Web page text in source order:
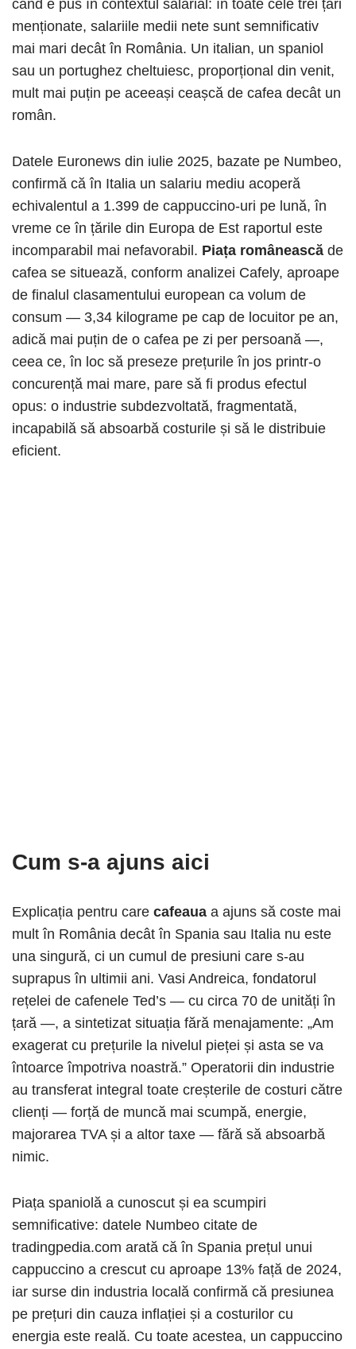
când e pus în contextul salarial: în toate cele trei țări
menționate, salariile medii nete sunt semnificativ
mai mari decât în România. Un italian, un spaniol
sau un portughez cheltuiesc, proporțional din venit,
mult mai puțin pe aceeași ceașcă de cafea decât un
român.
Datele Euronews din iulie 2025, bazate pe Numbeo,
confirmă că în Italia un salariu mediu acoperă
echivalentul a 1.399 de cappuccino-uri pe lună, în
vreme ce în țările din Europa de Est raportul este
incomparabil mai nefavorabil. Piața românească de
cafea se situează, conform analizei Cafely, aproape
de finalul clasamentului european ca volum de
consum — 3,34 kilograme pe cap de locuitor pe an,
adică mai puțin de o cafea pe zi per persoană —,
ceea ce, în loc să preseze prețurile în jos printr-o
concurență mai mare, pare să fi produs efectul
opus: o industrie subdezvoltată, fragmentată,
incapabilă să absoarbă costurile și să le distribuie
eficient.
Cum s-a ajuns aici
Explicația pentru care cafeaua a ajuns să coste mai
mult în România decât în Spania sau Italia nu este
una singură, ci un cumul de presiuni care s-au
suprapus în ultimii ani. Vasi Andreica, fondatorul
rețelei de cafenele Ted’s — cu circa 70 de unități în
țară —, a sintetizat situația fără menajamente: „Am
exagerat cu prețurile la nivelul pieței și asta se va
întoarce împotriva noastră.” Operatorii din industrie
au transferat integral toate creșterile de costuri către
clienți — forță de muncă mai scumpă, energie,
majorarea TVA și a altor taxe — fără să absoarbă
nimic.
Piața spaniolă a cunoscut și ea scumpiri
semnificative: datele Numbeo citate de
tradingpedia.com arată că în Spania prețul unui
cappuccino a crescut cu aproape 13% față de 2024,
iar surse din industria locală confirmă că presiunea
pe prețuri din cauza inflației și a costurilor cu
energia este reală. Cu toate acestea, un cappuccino